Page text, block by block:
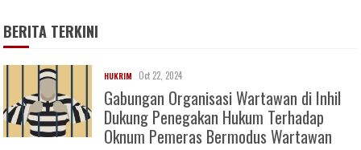
BERITA TERKINI
HUKRIM Oct 22, 2024
Gabungan Organisasi Wartawan di Inhil
Dukung Penegakan Hukum Terhadap
Oknum Pemeras Bermodus Wartawan